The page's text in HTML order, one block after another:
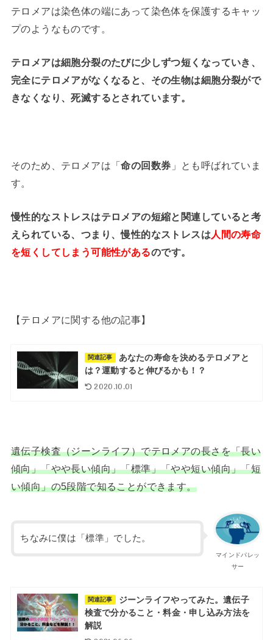
テロメアは染色体の端にあって染色体を保護するキャッ
プのようなものです。
テロメアは細胞分裂のたびに少しずつ短くなっていき、
完全にテロメアがなくなると、その生物は細胞分裂がで
きなくなり、死滅するとされています。
そのため、テロメアは「命の回数券 」とも呼ばれていま
す。
慢性的なストレスはテロメアの短縮と関連していると考
えられている、つまり、慢性的なストレスは 人間の寿命
を短くしてしまう可能性があるのです。
【テロメアに関する他の記事】
関連記事
あなたの寿命を決めるテロメアと
は？運動すると伸びるかも！？
2020.10.01
遺伝子検査（ジーンライフ）でテロメアの長さを「長い
傾向」「やや長い傾向」「標準」「やや短い傾向」「短
い傾向」の5段階で知ることができます。
マインドパレッ
サー
ちなみに僕は「標準」でした。
関連記事
ジーンライフやってみた。遺伝子
検査で分かること・料金・申し込み方法を
解説